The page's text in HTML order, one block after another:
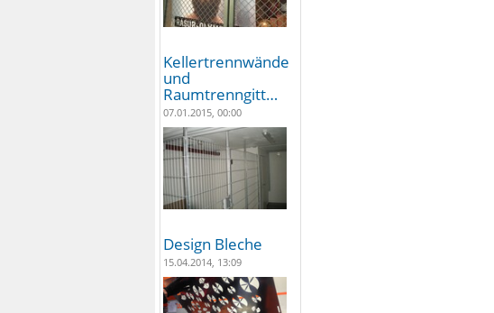
Kellertrennwände
und
Raumtrenngitt…
07.01.2015, 00:00
Design Bleche
15.04.2014, 13:09